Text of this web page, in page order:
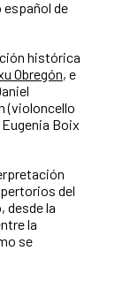
español de
histórica
Obregón, e
(violoncello
Boix
del
desde la
la
se